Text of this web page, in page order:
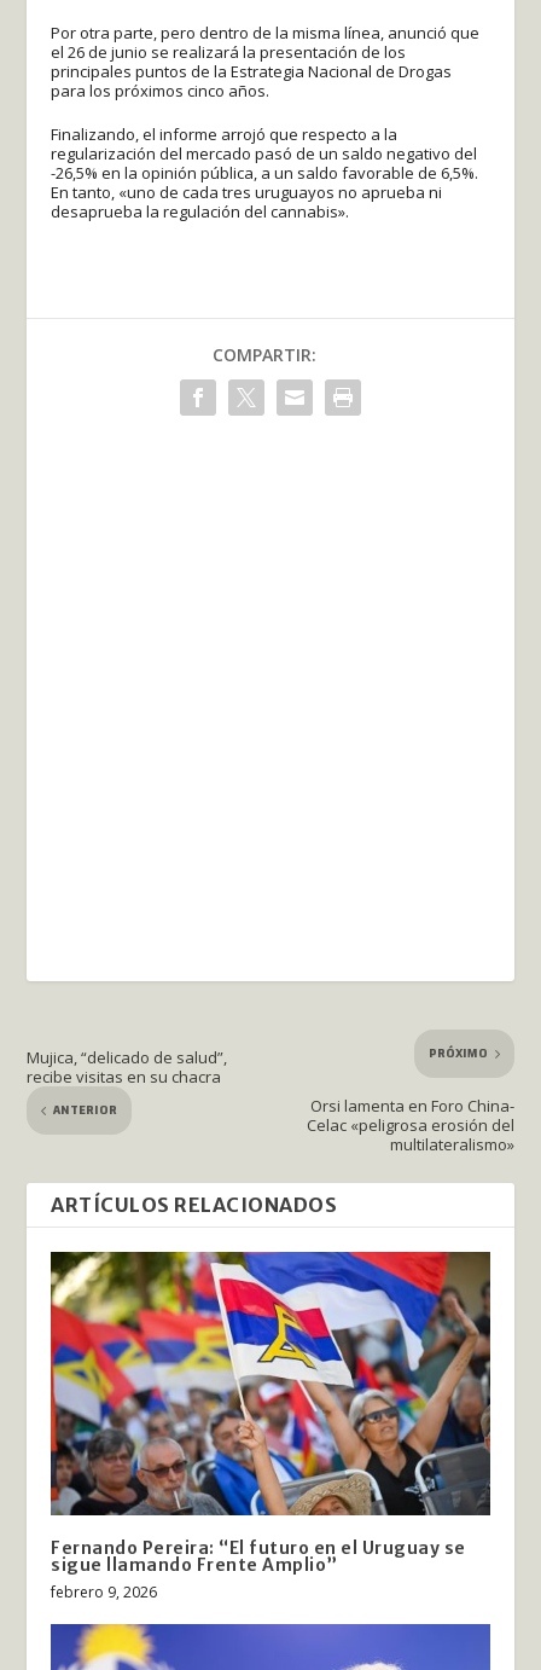
Por otra parte, pero dentro de la misma línea, anunció que
el 26 de junio se realizará la presentación de los
principales puntos de la Estrategia Nacional de Drogas
para los próximos cinco años.
Finalizando, el informe arrojó que respecto a la
regularización del mercado pasó de un saldo negativo del
-26,5% en la opinión pública, a un saldo favorable de 6,5%.
En tanto, «uno de cada tres uruguayos no aprueba ni
desaprueba la regulación del cannabis».
COMPARTIR:
Mujica, “delicado de salud”,
recibe visitas en su chacra
ANTERIOR
PRÓXIMO
Orsi lamenta en Foro China-
Celac «peligrosa erosión del
multilateralismo»
ARTÍCULOS RELACIONADOS
Fernando Pereira: “El futuro en el Uruguay se
sigue llamando Frente Amplio”
febrero 9, 2026